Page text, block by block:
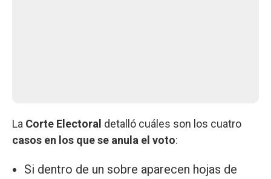
La Corte Electoral detalló cuáles son los cuatro
casos en los que se anula el voto:
Si dentro de un sobre aparecen hojas de